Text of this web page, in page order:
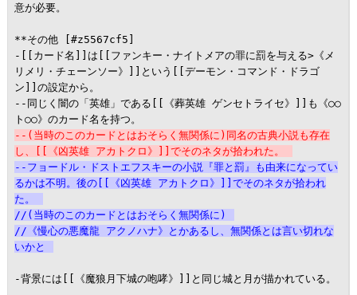
意が必要。
**その他 [#z5567cf5]
-[[カード名]]は[[ファンキー・ナイトメアの罪に罰を与える>《メ
リメリ・チェーンソー》]]という[[デーモン・コマンド・ドラゴ
ン]]の設定から。
--同じく闇の「英雄」である[[《葬英雄 ゲンセトライセ》]]も《○○
--(当時のこのカードとはおそらく無関係に)同名の古典小説も存在
し、[[《凶英雄 アカトクロ》]]でそのネタが拾われた。
--フョードル・ドストエフスキーの小説『罪と罰』も由来になってい
るかは不明。後の[[《凶英雄 アカトクロ》]]でそのネタが拾われ
た。
//(当時のこのカードとはおそらく無関係に)
//《慢心の悪魔龍 アクノハナ》とかあるし、無関係とは言い切れな
いかと
-背景には[[《魔狼月下城の咆哮》]]と同じ城と月が描かれている。